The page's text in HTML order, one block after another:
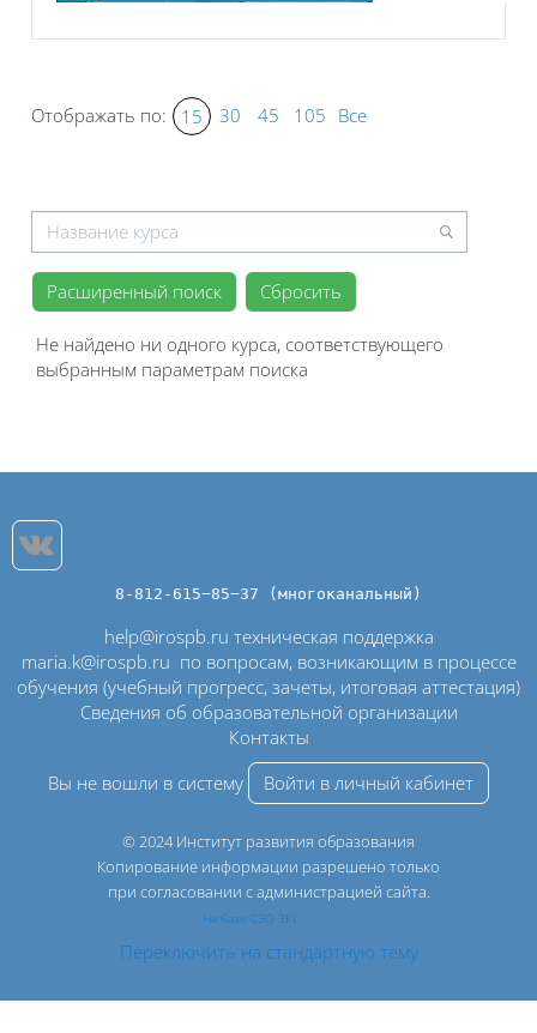
Отображать по: 15 30 45 105 Все
Расширенный поиск
Не найдено ни одного курса, соответствующего
выбранным параметрам поиска
8-812-615−85−37 (многоканальный)
help@irospb.ru техническая поддержка
maria.k@irospb.ru по вопросам, возникающим в процессе
обучения (учебный прогресс, зачеты, итоговая аттестация)
Сведения об образовательной организации
Контакты
Вы не вошли в систему
Войти в личный кабинет
© 2024 Институт развития образования
Копирование информации разрешено только
при согласовании с администрацией сайта.
На базе СЭО 3KL
Переключить на стандартную тему